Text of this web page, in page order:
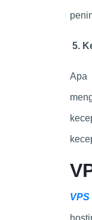
5.
Apa